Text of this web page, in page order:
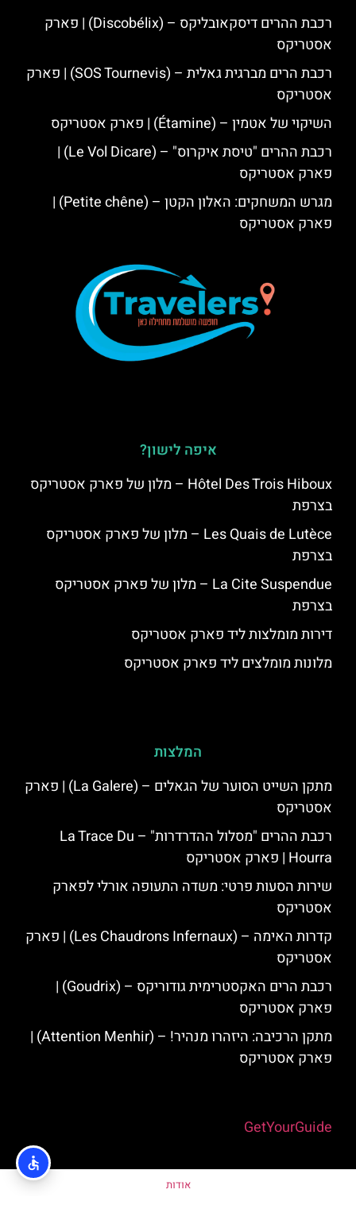
רכבת ההרים דיסקאובליקס – (Discobélix) | פארק
אסטריקס
רכבת הרים מברגית גאלית – (SOS Tournevis) | פארק
אסטריקס
השיקוי של אטמין – (Étamine) | פארק אסטריקס
רכבת ההרים "טיסת איקרוס" – (Le Vol Dicare) |
פארק אסטריקס
מגרש המשחקים: האלון הקטן – (Petite chêne) |
פארק אסטריקס
איפה לישון?
Hôtel Des Trois Hiboux – מלון של פארק אסטריקס
בצרפת
Les Quais de Lutèce – מלון של פארק אסטריקס
בצרפת
La Cite Suspendue – מלון של פארק אסטריקס
בצרפת
דירות מומלצות ליד פארק אסטריקס
מלונות מומלצים ליד פארק אסטריקס
המלצות
מתקן השייט הסוער של הגאלים – (La Galere) | פארק
אסטריקס
רכבת ההרים "מסלול ההדרדרות" – La Trace Du
Hourra | פארק אסטריקס
שירות הסעות פרטי: משדה התעופה אורלי לפארק
אסטריקס
קדרות האימה – (Les Chaudrons Infernaux) | פארק
אסטריקס
רכבת הרים האקסטרימית גודוריקס – (Goudrix) |
פארק אסטריקס
מתקן הרכיבה: היזהרו מנהיר! – (Attention Menhir) |
פארק אסטריקס
GetYourGuide
אודות